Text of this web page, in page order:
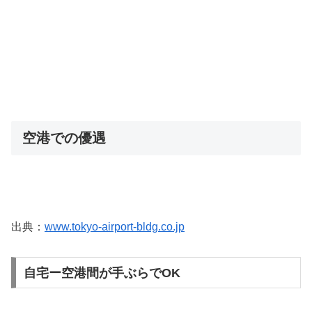
空港での優遇
出典： www.tokyo-airport-bldg.co.jp
自宅ー空港間が手ぶらでOK